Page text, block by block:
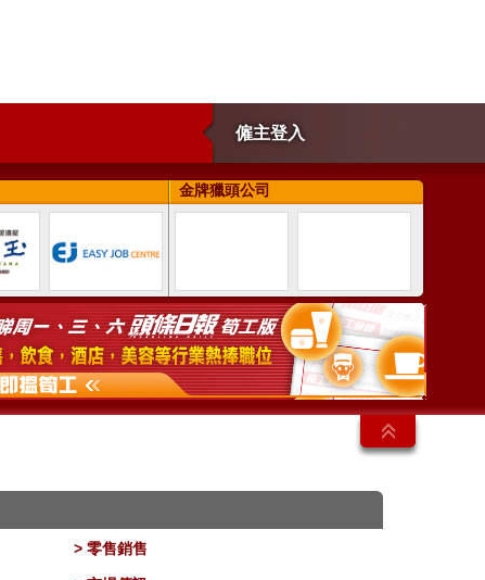
僱主登入
金牌獵頭公司
> 零售銷售